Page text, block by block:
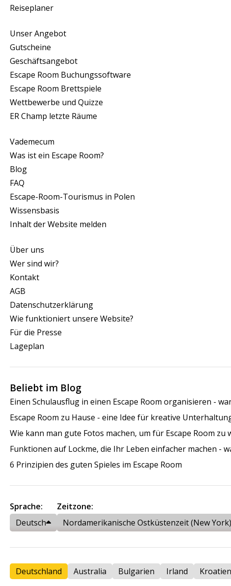
Reiseplaner
Unser Angebot
Gutscheine
Geschäftsangebot
Escape Room Buchungssoftware
Escape Room Brettspiele
Wettbewerbe und Quizze
ER Champ letzte Räume
Vademecum
Was ist ein Escape Room?
Blog
FAQ
Escape-Room-Tourismus in Polen
Wissensbasis
Inhalt der Website melden
Über uns
Wer sind wir?
Kontakt
AGB
Datenschutzerklärung
Wie funktioniert unsere Website?
Für die Presse
Lageplan
Beliebt im Blog
Einen Schulausflug in einen Escape Room organisieren -
Escape Room zu Hause - eine Idee für kreative
Wie kann man gute Fotos machen, um für Escape Room zu
Funktionen auf Lockme, die Ihr Leben einfacher machen -
6 Prinzipien des guten Spieles im Escape Room
Sprache:
Deutsch
Zeitzone:
Nordamerikanische Ostküstenzeit (New York)
Deutschland Australia Bulgarien Irland Kroatien